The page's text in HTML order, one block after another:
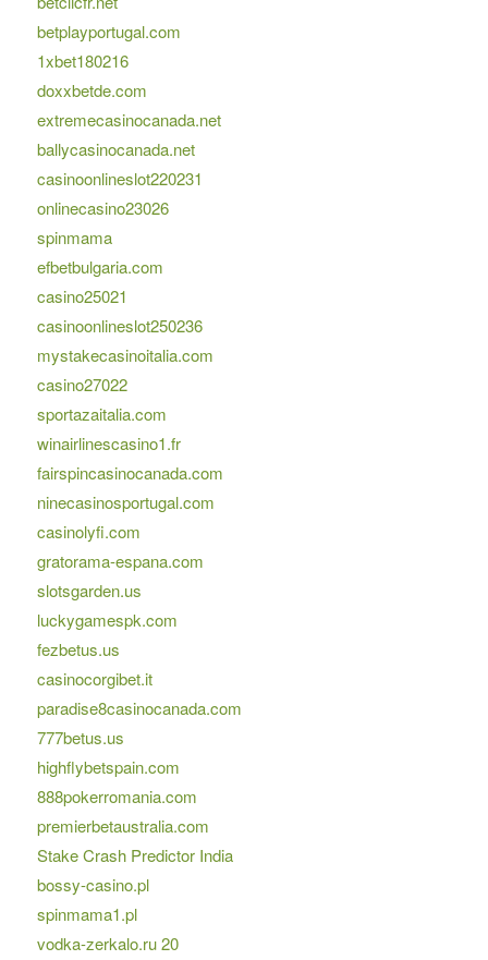
betplayportugal.com
1xbet180216
doxxbetde.com
extremecasinocanada.net
ballycasinocanada.net
casinoonlineslot220231
onlinecasino23026
spinmama
efbetbulgaria.com
casino25021
casinoonlineslot250236
mystakecasinoitalia.com
casino27022
sportazaitalia.com
winairlinescasino1.fr
fairspincasinocanada.com
ninecasinosportugal.com
casinolyfi.com
gratorama-espana.com
slotsgarden.us
luckygamespk.com
fezbetus.us
casinocorgibet.it
paradise8casinocanada.com
777betus.us
highflybetspain.com
888pokerromania.com
premierbetaustralia.com
Stake Crash Predictor India
bossy-casino.pl
spinmama1.pl
vodka-zerkalo.ru 20